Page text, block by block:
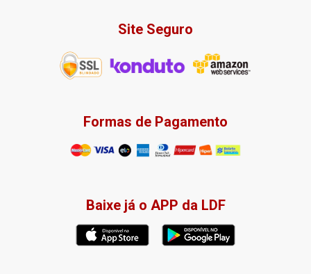
Site Seguro
Formas de Pagamento
Baixe já o APP da LDF